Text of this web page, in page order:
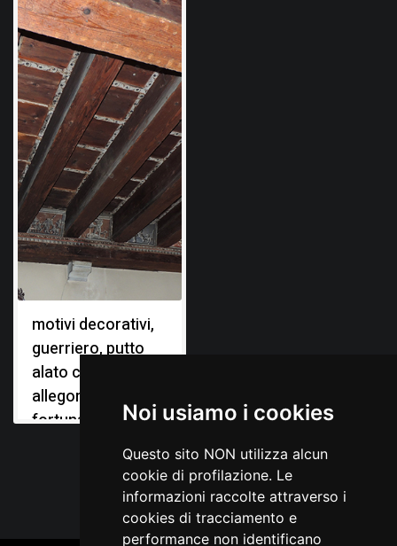
Noi usiamo i cookies
Questo sito NON utilizza alcun
cookie di profilazione. Le
informazioni raccolte attraverso i
cookies di tracciamento e
performance non identificano
motivi decorativi,
guerriero, putto
alato con lancia,
allegoria della
fortuna, figure
maschili, stemmi